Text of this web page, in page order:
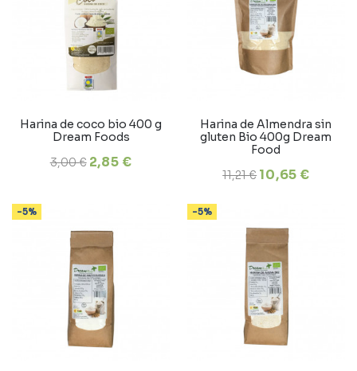
Harina de coco bio 400 g
Dream Foods
3,00 € 2,85 €
Harina de Almendra sin
gluten Bio 400g Dream
Food
11,21 € 10,65 €
-5% -5%